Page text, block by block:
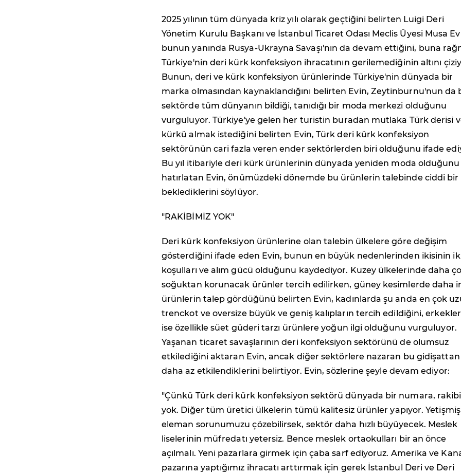
2025 yılının tüm dünyada kriz yılı olarak geçtiğini belirten Luigi Deri
Yönetim Kurulu Başkanı ve İstanbul Ticaret Odası Meclis Üyesi Musa
bunun yanında Rusya-Ukrayna Savaşı'nın da devam ettiğini, buna
Türkiye'nin deri kürk konfeksiyon ihracatının gerilemediğinin altını
Bunun, deri ve kürk konfeksiyon ürünlerinde Türkiye'nin dünyada bir
marka olmasından kaynaklandığını belirten Evin, Zeytinburnu'nun da
sektörde tüm dünyanın bildiği, tanıdığı bir moda merkezi olduğunu
vurguluyor. Türkiye'ye gelen her turistin buradan mutlaka Türk derisi
kürkü almak istediğini belirten Evin, Türk deri kürk konfeksiyon
sektörünün cari fazla veren ender sektörlerden biri olduğunu ifade
Bu yıl itibariyle deri kürk ürünlerinin dünyada yeniden moda olduğunu
hatırlatan Evin, önümüzdeki dönemde bu ürünlerin talebinde ciddi bir
beklediklerini söylüyor.
"RAKİBİMİZ YOK"
Deri kürk konfeksiyon ürünlerine olan talebin ülkelere göre değişim
gösterdiğini ifade eden Evin, bunun en büyük nedenlerinden ikisinin
koşulları ve alım gücü olduğunu kaydediyor. Kuzey ülkelerinde daha
soğuktan korunacak ürünler tercih edilirken, güney kesimlerde daha
ürünlerin talep gördüğünü belirten Evin, kadınlarda şu anda en çok
trenckot ve oversize büyük ve geniş kalıpların tercih edildiğini,
ise özellikle süet güderi tarzı ürünlere yoğun ilgi olduğunu vurguluyor.
Yaşanan ticaret savaşlarının deri konfeksiyon sektörünü de olumsuz
etkilediğini aktaran Evin, ancak diğer sektörlere nazaran bu gidişattan
daha az etkilendiklerini belirtiyor. Evin, sözlerine şeyle devam ediyor:
"Çünkü Türk deri kürk konfeksiyon sektörü dünyada bir numara,
yok. Diğer tüm üretici ülkelerin tümü kalitesiz ürünler yapıyor. Yetişmiş
eleman sorunumuzu çözebilirsek, sektör daha hızlı büyüyecek. Meslek
liselerinin müfredatı yetersiz. Bence meslek ortaokulları bir an önce
açılmalı. Yeni pazarlara girmek için çaba sarf ediyoruz. Amerika ve
pazarına yaptığımız ihracatı arttırmak için gerek İstanbul Deri ve Deri